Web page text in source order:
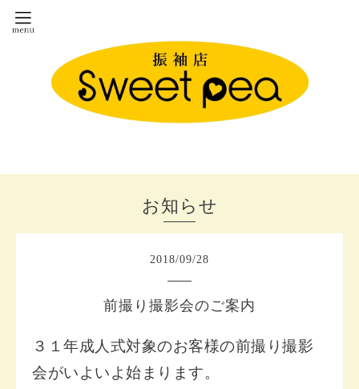
お知らせ
2018/09/28
前撮り撮影会のご案内
３１年成人式対象のお客様の前撮り撮影
会がいよいよ始まります。